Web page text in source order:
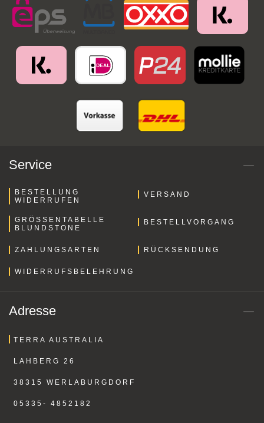
Service
BESTELLUNG
WIDERRUFEN
VERSAND
GRÖSSENTABELLE B
LUNDSTONE
BESTELLVORGANG
ZAHLUNGSARTEN RÜCKSENDUNG
WIDERRUFSBELEHRUNG
Adresse
TERRA AUSTRALIA
LAHBERG 26
38315 WERLABURGDORF
05335- 4852182